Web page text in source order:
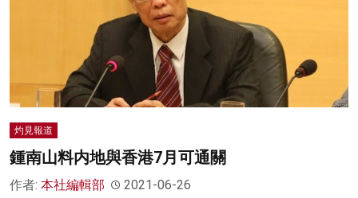
灼見報道
鍾南山料内地與香港7月可通關
作者: 本社編輯部 2021-06-26